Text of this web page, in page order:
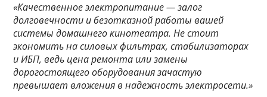
«Качественное электропитание — залог
долговечности и безотказной работы вашей
системы домашнего кинотеатра. Не стоит
экономить на силовых фильтрах, стабилизаторах
и ИБП, ведь цена ремонта или замены
дорогостоящего оборудования зачастую
превышает вложения в надежность электросети.»